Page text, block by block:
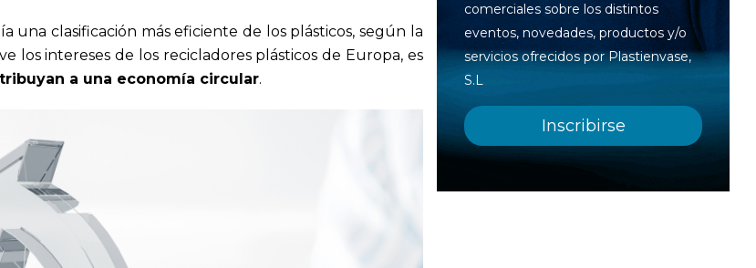
una clasificación más eficiente de los plásticos, según la
intereses de los recicladores plásticos de Europa, es
a una economía circular.
comerciales sobre los distintos
eventos, novedades, productos y/o
servicios ofrecidos por Plastienvase,
S.L